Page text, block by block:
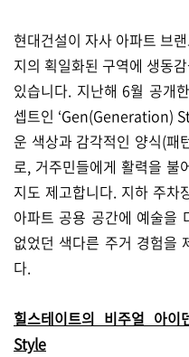
현대건설이 자사 아파트 브
지의 획일화된 구역에 생동
있습니다. 지난해 6월 공개
셉트인 ‘Gen(Generation)
운 색상과 감각적인 양식(패
로, 거주민들에게 활력을 불
지도 제고합니다. 지하 주차
아파트 공용 공간에 예술을
없었던 색다른 주거 경험을
다.
힐스테이트의 비주얼 아
Style